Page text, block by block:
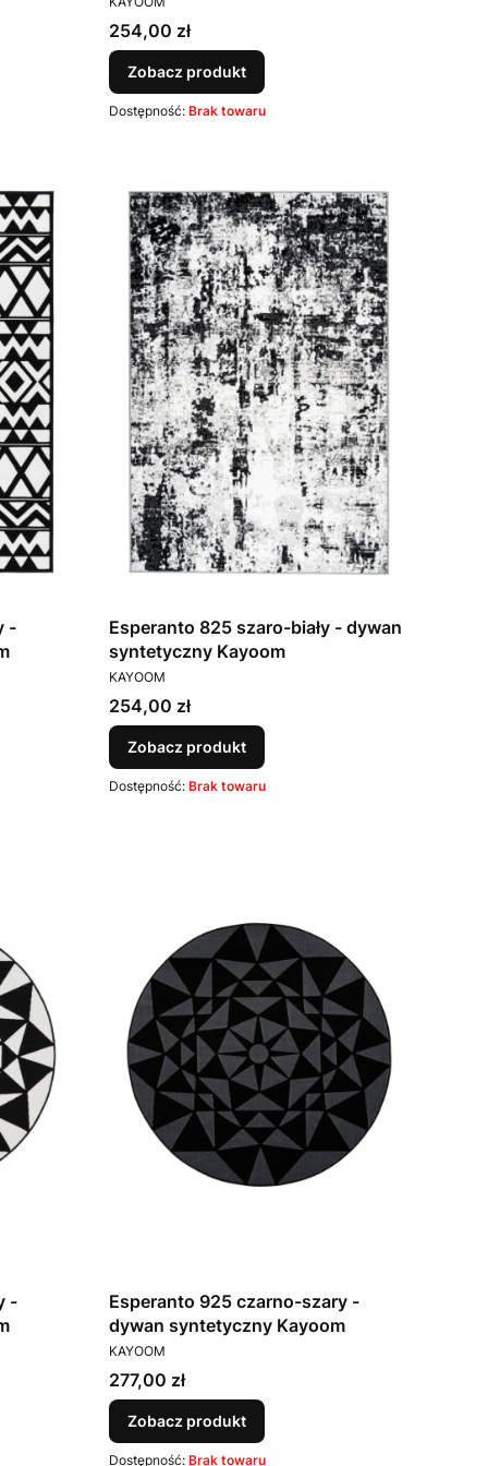
Cena
254,00 zł
Zobacz produkt
Dostępność: Brak towaru
-
Esperanto 825 szaro-biały - dywan
syntetyczny Kayoom
PRODUCENT
KAYOOM
Cena
254,00 zł
Zobacz produkt
Dostępność: Brak towaru
-
Esperanto 925 czarno-szary -
dywan syntetyczny Kayoom
PRODUCENT
KAYOOM
Cena
277,00 zł
Zobacz produkt
Dostępność: Brak towaru